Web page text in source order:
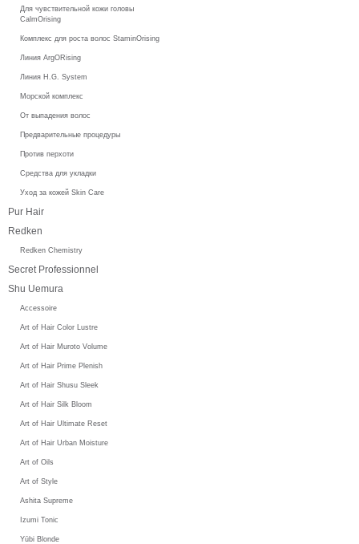
Для чувствительной кожи головы
CalmOrising
Комплекс для роста волос StaminOrising
Линия ArgORising
Линия H.G. System
Морской комплекс
От выпадения волос
Предварительные процедуры
Против перхоти
Средства для укладки
Уход за кожей Skin Care
Pur Hair
Redken
Redken Chemistry
Secret Professionnel
Shu Uemura
Accessoire
Art of Hair Color Lustre
Art of Hair Muroto Volume
Art of Hair Prime Plenish
Art of Hair Shusu Sleek
Art of Hair Silk Bloom
Art of Hair Ultimate Reset
Art of Hair Urban Moisture
Art of Oils
Art of Style
Ashita Supreme
Izumi Tonic
Yūbi Blonde